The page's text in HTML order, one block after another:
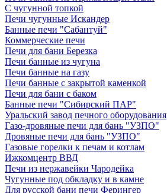
С чугунной топкой
Печи чугунные Искандер
Банные печи "Сабантуй"
Коммерческие печи
Печи для бани Березка
Печи банные из чугуна
Печи банные на газу
Печи банные с закрытой каменкой
Печи для бани с баком
Банные печи "Сибирский ПАР"
Уральский завод печного оборудования
Газо-дровяные печи для бань "УЗПО"
Дровяные печи для бань "УЗПО"
Газовые горелки к печам и котлам
Ижкомцентр ВВД
Печи из нержавейки Чародейка
Чугунные под обкладку и в камне
Для русской бани печи Ферингер